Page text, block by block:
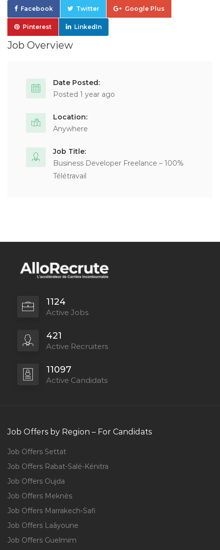
Facebook Twitter Google Plus
Pinterest LinkedIn
Job Overview
Date Posted:
Posted 1 year ago
Location:
Anywhere
Job Title:
Business Developer Freelance – 100%
Télétravail
1124
Active Jobs
421
Active Recruiters
11097
Active Candidats
Job Offers by Region – For Candidats
Job Offers Settat
Job Offers Rabat-Salé-Kénitra
Job Offers Oujda
Job Offers Meknès
Job Offers Marrakech-Safi
Job Offers Laâyoune
Job Offers Guelmim